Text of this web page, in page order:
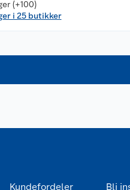
(+100)
i 25 butikker
Kundefordeler Bli